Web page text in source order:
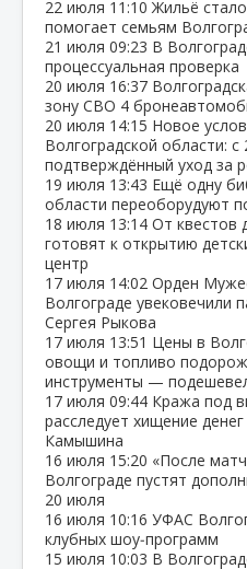
22 июля 11:10 Жильё
помогает семьям
21 июля 09:23 В
процессуальная проверка
20 июля 16:37
зону СВО 4
20 июля 14:15 Новое
Волгоградской области:
подтверждённый уход за
19 июля 13:43 Ещё одну
области переоборудуют
18 июля 13:14 От квестов
готовят к открытию
центр
17 июля 14:02 Орден
Волгограде увековечили
Сергея Рыкова
17 июля 13:51 Цены в
овощи и топливо
инструменты —
17 июля 09:44 Кража под
расследует хищение
Камышина
16 июля 15:20 «После
Волгограде пустят
20 июля
16 июля 10:16 УФАС
клубных шоу‑программ
15 июля 10:03 В